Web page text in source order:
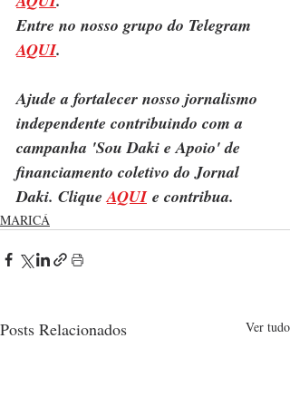
Entre no nosso grupo do Telegram
AQUI.
Ajude a fortalecer nosso jornalismo
independente contribuindo com a
campanha 'Sou Daki e Apoio' de
financiamento coletivo do Jornal
Daki. Clique AQUI e contribua.
MARICÁ
Posts Relacionados Ver tudo